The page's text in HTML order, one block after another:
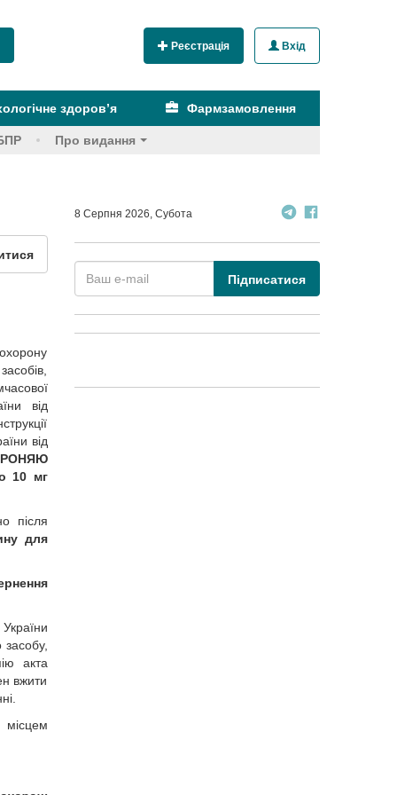
Реєстрація Вхід
здоров’я Фармзамовлення
Про видання
від
від
10 мг
після
для
акта
вжити
8 Серпня 2026, Субота
Підписатися